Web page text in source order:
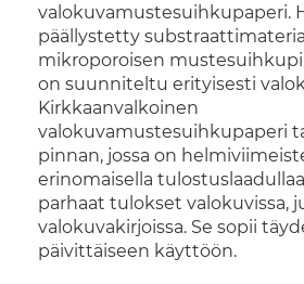
valokuvamustesuihkupaperi.
päällystetty
mikroporoisen
on suunniteltu erityisesti
Kirkkaanvalkoinen
valokuvamustesuihkupaperi
pinnan, jossa on
erinomaisella
parhaat tulokset valokuvissa,
valokuvakirjoissa. Se sopii
päivittäiseen käyttöön.